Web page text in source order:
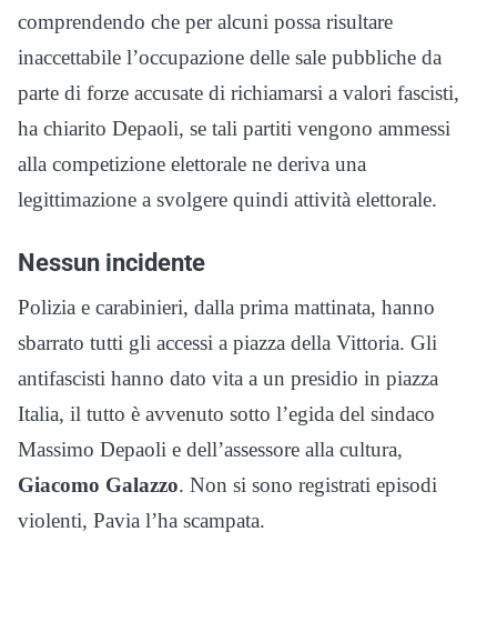
comprendendo che per alcuni possa risultare
inaccettabile l’occupazione delle sale pubbliche da
parte di forze accusate di richiamarsi a valori fascisti,
ha chiarito Depaoli, se tali partiti vengono ammessi
alla competizione elettorale ne deriva una
legittimazione a svolgere quindi attività elettorale.
Nessun incidente
Polizia e carabinieri, dalla prima mattinata, hanno
sbarrato tutti gli accessi a piazza della Vittoria. Gli
antifascisti hanno dato vita a un presidio in piazza
Italia, il tutto è avvenuto sotto l’egida del sindaco
Massimo Depaoli e dell’assessore alla cultura,
Giacomo Galazzo. Non si sono registrati episodi
violenti, Pavia l’ha scampata.